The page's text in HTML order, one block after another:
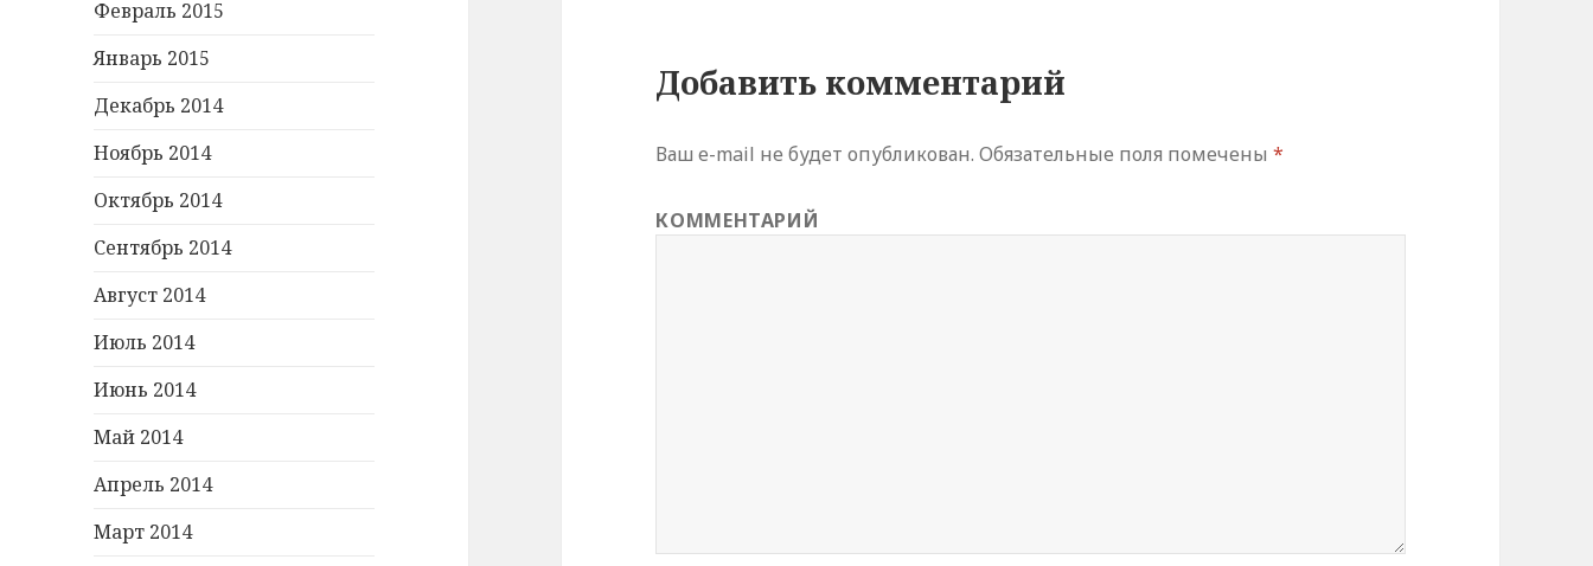
Февраль 2015
Январь 2015
Декабрь 2014
Ноябрь 2014
Октябрь 2014
Сентябрь 2014
Август 2014
Июль 2014
Июнь 2014
Май 2014
Апрель 2014
Март 2014
Добавить комментарий
Ваш e-mail не будет опубликован. Обязательные поля помечены*
КОММЕНТАРИЙ